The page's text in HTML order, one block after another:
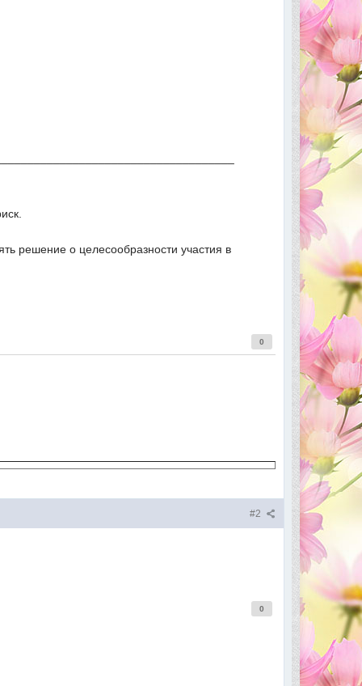
решение о целесообразности участия в
0
#2
0